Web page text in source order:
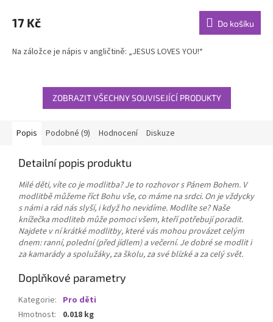
produktu
je
z
17 Kč Do košíku
Na záložce je nápis v angličtině: „JESUS LOVES YOU!“
ZOBRAZIT VŠECHNY SOUVISEJÍCÍ PRODUKTY
Popis Podobné (9) Hodnocení Diskuze
Detailní popis produktu
Milé děti, víte co je modlitba? Je to rozhovor s Pánem Bohem. V
modlitbě můžeme říct Bohu vše, co máme na srdci. On je vždycky
s námi a rád nás slyší, i když ho nevidíme. Modlíte se? Naše
knížečka modliteb může pomoci všem, kteří potřebují poradit.
Najdete v ní krátké modlitby, které vás mohou provázet celým
dnem: ranní, polední (před jídlem) a večerní. Je dobré se modlit i
za kamarády a spolužáky, za školu, za své blízké a za celý svět.
Doplňkové parametry
Kategorie: Pro děti
Hmotnost: 0.018 kg